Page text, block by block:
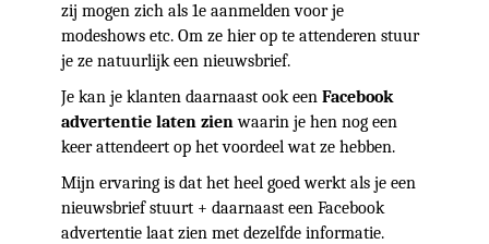
zij mogen zich als 1e aanmelden voor je
modeshows etc. Om ze hier op te attenderen stuur
je ze natuurlijk een nieuwsbrief.
Je kan je klanten daarnaast ook een Facebook
advertentie laten zienwaarin je hen nog een
keer attendeert op het voordeel wat ze hebben.
Mijn ervaring is dat het heel goed werkt als je een
nieuwsbrief stuurt + daarnaast een Facebook
advertentie laat zien met dezelfde informatie.